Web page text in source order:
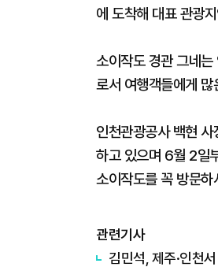
에 도착해 대표 관광
소이작도 경관 그네
로서 여행객들에게
인천관광공사 백현
하고 있으며 6월 2일
소이작도를 꼭 방문
관련기사
김민석, 제주·인천